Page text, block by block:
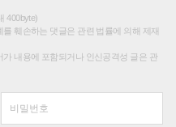
400byte)
훼손하는 댓글은 관련 법률에 의해 제재
내용에 포함되거나 인신공격성 글은 관